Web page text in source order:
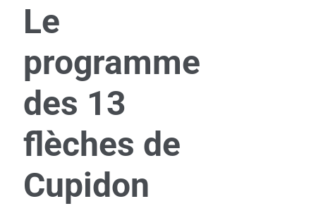
Le
programme
des 13
flèches de
Cupidon